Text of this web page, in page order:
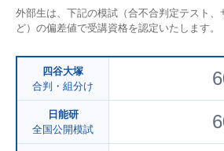
外部生は、下記の模試（合不合判定テスト、
ど）の偏差値で受講資格を認定いたします。
四谷大塚
合判・組分け
日能研
全国公開模試